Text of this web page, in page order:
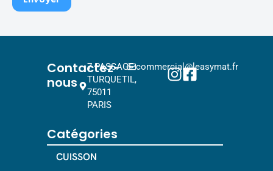
Contactez-
nous
7 PASSAGE
TURQUETIL,
75011
PARIS
commercial@leasymat.fr
Catégories
CUISSON